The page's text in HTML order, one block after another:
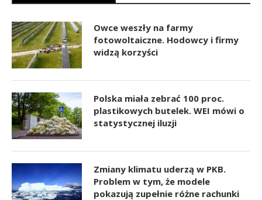
Owce weszły na farmy
fotowoltaiczne. Hodowcy i firmy
widzą korzyści
Polska miała zebrać 100 proc.
plastikowych butelek. WEI mówi o
statystycznej iluzji
Zmiany klimatu uderzą w PKB.
Problem w tym, że modele
pokazują zupełnie różne rachunki